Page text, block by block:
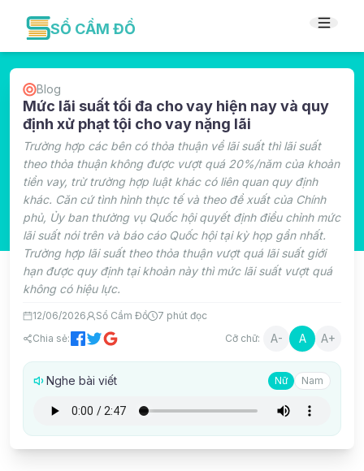
SỔ CẦM ĐỒ
Blog
Mức lãi suất tối đa cho vay hiện nay và quy
định xử phạt tội cho vay nặng lãi
Trường hợp các bên có thỏa thuận về lãi suất thì lãi suất
theo thỏa thuận không được vượt quá 20%/năm của khoản
tiền vay, trừ trường hợp luật khác có liên quan quy định
khác. Căn cứ tình hình thực tế và theo đề xuất của Chính
phủ, Ủy ban thường vụ Quốc hội quyết định điều chỉnh mức
lãi suất nói trên và báo cáo Quốc hội tại kỳ họp gần nhất.
Trường hợp lãi suất theo thỏa thuận vượt quá lãi suất giới
hạn được quy định tại khoản này thì mức lãi suất vượt quá
không có hiệu lực.
12/06/2026 Sổ Cầm Đồ 7 phút đọc
Chia sẻ:
Cỡ chữ: A- A A+
Nghe bài viết Nữ Nam